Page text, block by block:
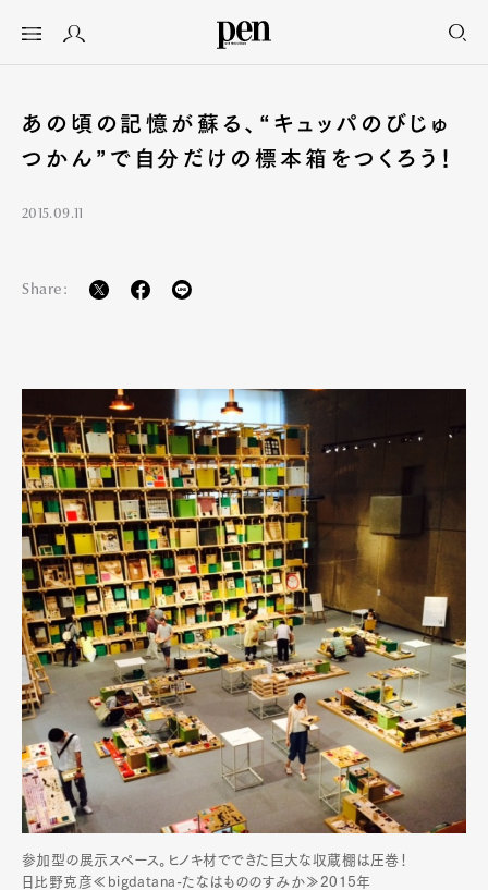
あの頃の記憶が蘇る、“キュッパのびじゅ
つかん”で自分だけの標本箱をつくろう！
2015.09.11
Share:
参加型の展示スペース。ヒノキ材でできた巨大な収蔵棚は圧巻！
日比野克彦≪bigdatana-たなはもののすみか≫2015年